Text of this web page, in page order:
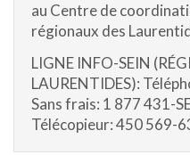
au Centre de
régionaux des
LIGNE INFO-SEIN
LAURENTIDES):
Sans frais: 1 877 431-
Télécopieur: 450 569-